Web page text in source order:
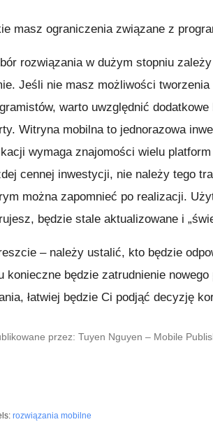
masz ograniczenia związane z
rozwiązania w dużym stopniu
Jeśli nie masz możliwości
warto uwzględnić
Witryna mobilna to jednorazowa
wymaga znajomości wielu
cennej inwestycji, nie należy tego
można zapomnieć po realizacji.
będzie stale aktualizowane i
– należy ustalić, kto będzie
konieczne będzie zatrudnienie
łatwiej będzie Ci podjąć decyzję
przez: Tuyen Nguyen – Mobile
rozwiązania mobilne